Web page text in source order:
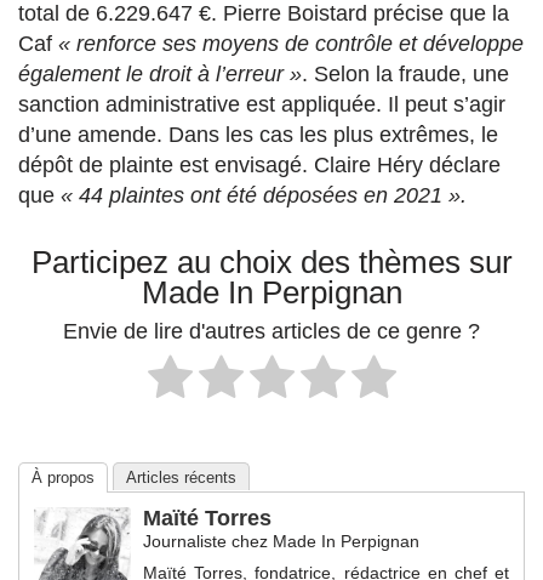
total de 6.229.647 €. Pierre Boistard précise que la
Caf « renforce ses moyens de contrôle et développe
également le droit à l’erreur ». Selon la fraude, une
sanction administrative est appliquée. Il peut s’agir
d’une amende. Dans les cas les plus extrêmes, le
dépôt de plainte est envisagé. Claire Héry déclare
que « 44 plaintes ont été déposées en 2021 ».
Participez au choix des thèmes sur
Made In Perpignan
Envie de lire d'autres articles de ce genre ?
À propos Articles récents
Maïté Torres
Journaliste chez Made In Perpignan
Maïté Torres, fondatrice, rédactrice en chef et